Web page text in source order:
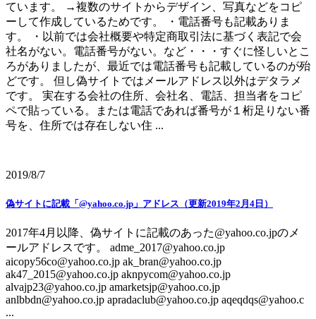
ています。 →複数のサイトからデザイン、写真などをコピ
ーして作成しているためです。 ・電話番号も記載ありま
す。 ・以前では会社概要や特定商取引法に基づく表記で会
社名がない。電話番号がない。など・・・すぐに怪しいとこ
ろがありましたが、最近では電話番号も記載しているのが殆
どです。 但し偽サイトではメールアドレス以外はデタラメ
です。 実在する会社の住所、会社名、電話、担当者をコピ
ペで貼っている。または電話であれば番号が１桁足りない番
号を、住所では存在しない住 ...
2019/8/7
偽サイトに記載「@yahoo.co.jp」アドレス（更新2019年2月4日）
2017年4月以降、偽サイトに記載のあった@yahoo.co.jpのメ
ールアドレスです。 adme_2017@yahoo.co.jp
aicopy56co@yahoo.co.jp ak_bran@yahoo.co.jp
ak47_2015@yahoo.co.jp aknpycom@yahoo.co.jp
alvajp23@yahoo.co.jp amarketsjp@yahoo.co.jp
anlbbdn@yahoo.co.jp apradaclub@yahoo.co.jp aqeqdqs@yahoo.c
...